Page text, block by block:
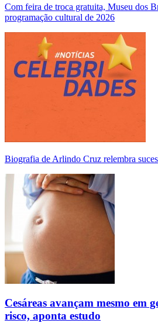
Com feira de troca gratuita, Museu dos
programação cultural de 2026
Biografia de Arlindo Cruz relembra
Cesáreas avançam mesmo em
risco, aponta estudo